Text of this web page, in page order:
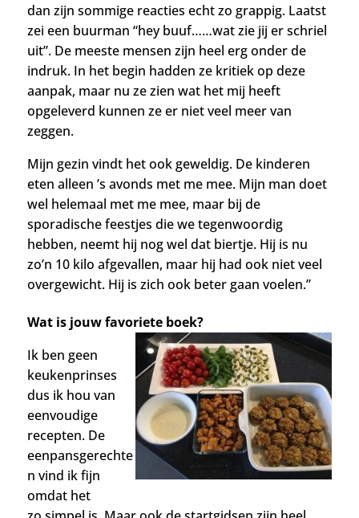
dan zijn sommige reacties echt zo grappig. Laatst
zei een buurman “hey buuf……wat zie jij er schriel
uit”. De meeste mensen zijn heel erg onder de
indruk. In het begin hadden ze kritiek op deze
aanpak, maar nu ze zien wat het mij heeft
opgeleverd kunnen ze er niet veel meer van
zeggen.
Mijn gezin vindt het ook geweldig. De kinderen
eten alleen ’s avonds met me mee. Mijn man doet
wel helemaal met me mee, maar bij de
sporadische feestjes die we tegenwoordig
hebben, neemt hij nog wel dat biertje. Hij is nu
zo’n 10 kilo afgevallen, maar hij had ook niet veel
overgewicht. Hij is zich ook beter gaan voelen.”
Wat is jouw favoriete boek?
Ik ben geen
keukenprinses
dus ik hou van
eenvoudige
recepten. De
eenpansgerechte
n vind ik fijn
omdat het